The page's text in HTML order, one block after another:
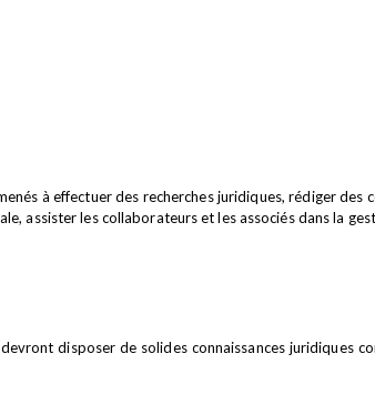
à effectuer des recherches juridiques, rédiger
assister les collaborateurs et les associés dans la
disposer de solides connaissances juridiques